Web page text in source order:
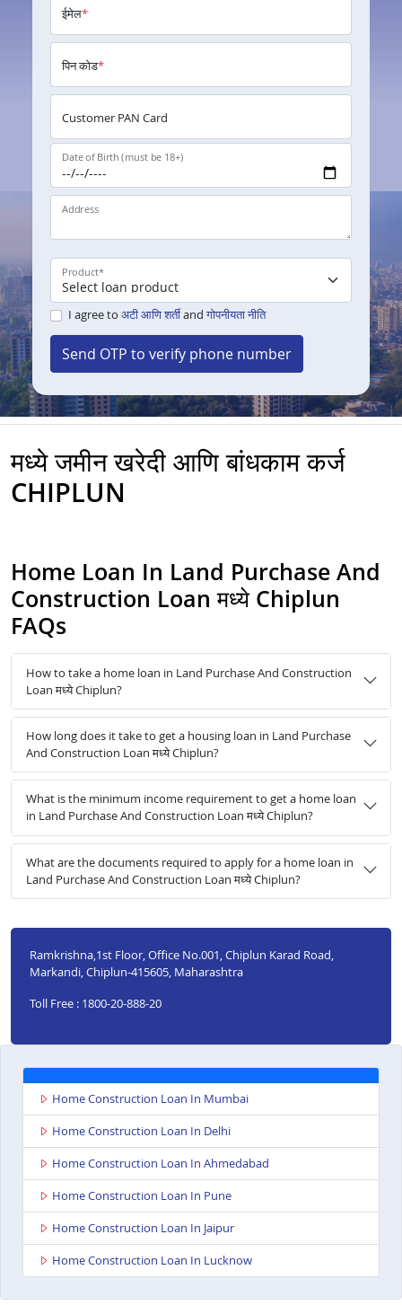
ईमेल*
पिन कोड*
Customer PAN Card
Date of Birth (must be 18+)
Address
Product*
I agree to अटी आणि शर्तीand गोपनीयता नीति
Send OTP to verify phone number
मध्ये जमीन खरेदी आणि बांधकाम कर्ज
CHIPLUN
Home Loan In Land Purchase And
Construction Loan मध्ये Chiplun
FAQs
How to take a home loan in Land Purchase And Construction
Loan मध्ये Chiplun?
How long does it take to get a housing loan in Land Purchase
And Construction Loan मध्ये Chiplun?
What is the minimum income requirement to get a home loan
in Land Purchase And Construction Loan मध्ये Chiplun?
What are the documents required to apply for a home loan in
Land Purchase And Construction Loan मध्ये Chiplun?
Ramkrishna,1st Floor, Office No.001, Chiplun Karad Road,
Markandi, Chiplun-415605, Maharashtra
Toll Free : 1800-20-888-20
Home Construction Loan In Mumbai
Home Construction Loan In Delhi
Home Construction Loan In Ahmedabad
Home Construction Loan In Pune
Home Construction Loan In Jaipur
Home Construction Loan In Lucknow